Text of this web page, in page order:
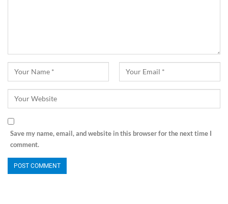
Save my name, email, and website in this browser for the next time I
comment.